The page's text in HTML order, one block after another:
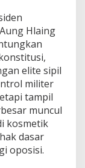
Hlaing
elite sipil
militer
tampil
muncul
kosmetik
dasar
oposisi.